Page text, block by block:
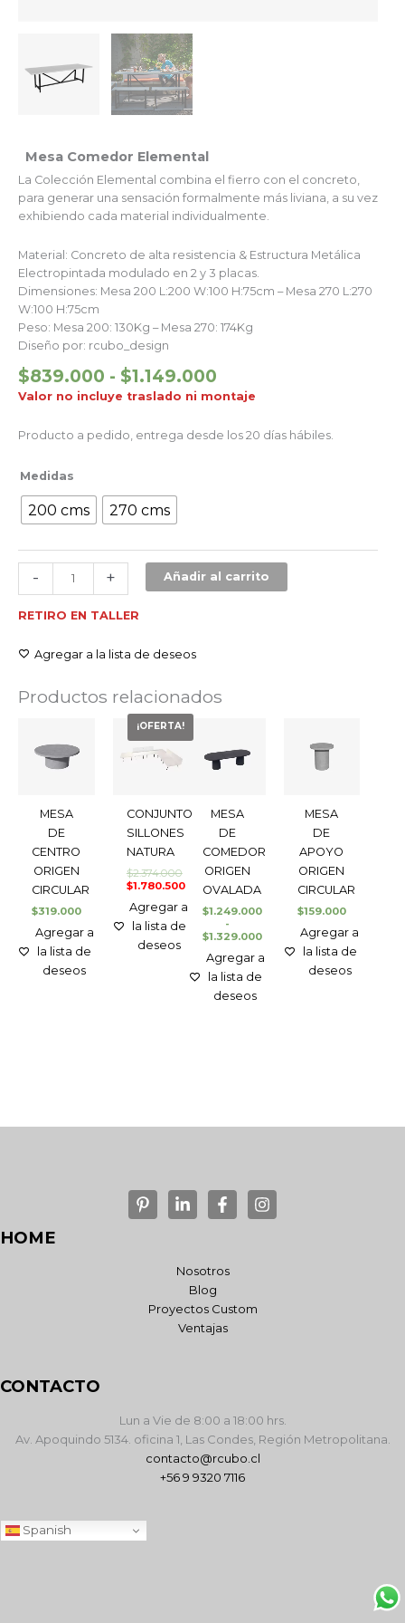
Mesa Comedor Elemental
La Colección Elemental combina el fierro con el concreto,
para generar una sensación formalmente más liviana, a su vez
exhibiendo cada material individualmente.
Material: Concreto de alta resistencia & Estructura Metálica
Electropintada modulado en 2 y 3 placas.
Dimensiones: Mesa 200 L:200 W:100 H:75cm – Mesa 270 L:270
W:100 H:75cm
Peso: Mesa 200: 130Kg – Mesa 270: 174Kg
Diseño por: rcubo_design
$839.000 - $1.149.000
Valor no incluye traslado ni montaje
Producto a pedido, entrega desde los 20 días hábiles.
Medidas
200 cms 270 cms
- + Añadir al carrito
RETIRO EN TALLER
Agregar a la lista de deseos
Productos relacionados
MESA
DE
CENTRO
ORIGEN
CIRCULAR
$319.000
Agregar a
la lista de
deseos
¡OFERTA!
CONJUNTO
SILLONES
NATURA
$2.374.000
precio
original
era:
$1.780.500
El
actual
es:
Agregar a
la lista de
deseos
MESA
DE
COMEDOR
ORIGEN
OVALADA
$1.249.000
-
$1.329.000
precios:
desde
Agregar a
la lista de
deseos
MESA
DE
APOYO
ORIGEN
CIRCULAR
$159.000
Agregar a
la lista de
deseos
HOME
Nosotros
Blog
Proyectos Custom
Ventajas
CONTACTO
Lun a Vie de 8:00 a 18:00 hrs.
Av. Apoquindo 5134. oficina 1, Las Condes, Región Metropolitana.
contacto@rcubo.cl
+56 9 9320 7116
Spanish